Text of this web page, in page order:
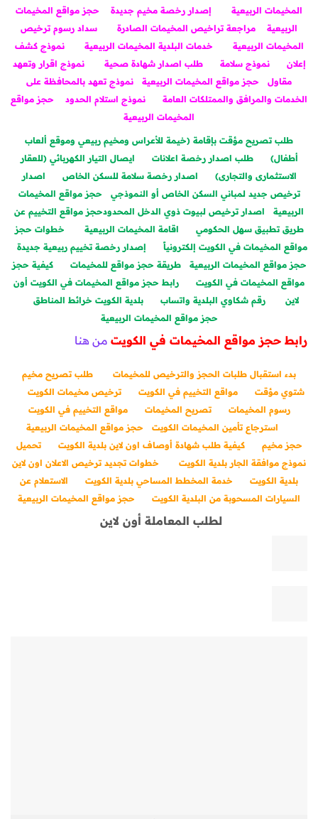
المخيمات الربيعية إصدار رخصة مخيم جديدة
حجز مواقع المخيمات
الربيعية
مراجعة تراخيص المخيمات الصادرة
سداد رسوم ترخيص
المخيمات الربيعية
خدمات البلدية المخيمات الربيعية
نموذج كشف
إعلان
نموذج سلامة طلب اصدار شهادة صحية
نموذج اقرار وتعهد
مقاول
حجز مواقع المخيمات الربيعية
نموذج تعهد بالمحافظة على
الخدمات والمرافق والممتلكات العامة
نموذج استلام الحدود
حجز مواقع
المخيمات الربيعية
طلب تصريح مؤقت بإقامة (خيمة للأعراس ومخيم ربيعي وموقع ألعاب
أطفال)
طلب اصدار رخصة اعلانات
ايصال التيار الكهربائي (للعقار
الاستثمارى والتجارى)
اصدار رخصة سلامة للسكن الخاص
اصدار
ترخيص جديد لمباني السكن الخاص أو النموذجي
حجز مواقع المخيمات
الربيعية
اصدار ترخيص لبيوت ذوي الدخل المحدودحجز مواقع التخييم عن
طريق تطبيق سهل الحكومي
اقامة المخيمات الربيعية
خطوات حجز
مواقع المخيمات في الكويت إلكترونياً
إصدار رخصة تخييم ربيعية جديدة
حجز مواقع المخيمات الربيعية
طريقة حجز مواقع للمخيمات
كيفية حجز
مواقع المخيمات في الكويت
رابط حجز مواقع المخيمات في الكويت أون
لاين
رقم شكاوي البلدية واتساب
بلدية الكويت خرائط المناطق
حجز مواقع المخيمات الربيعية
رابط حجز مواقع المخيمات في الكويت من هنا
بدء استقبال طلبات الحجز والترخيص للمخيمات
طلب تصريح مخيم
شتوي مؤقت
مواقع التخييم في الكويت
ترخيص مخيمات الكويت
رسوم المخيمات
تصريح المخيمات
مواقع التخييم في الكويت
استرجاع تأمين المخيمات الكويت
حجز مواقع المخيمات الربيعية
حجز مخيم
كيفية طلب شهادة أوصاف اون لاين بلدية الكويت
تحميل
نموذج موافقة الجار بلدية الكويت
خطوات تجديد ترخيص الاعلان اون لاين
بلدية الكويت
خدمة المخطط المساحي بلدية الكويت
الاستعلام عن
السيارات المسحوبة من البلدية الكويت
حجز مواقع المخيمات الربيعية
لطلب المعاملة أون لاين